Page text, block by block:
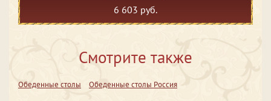
6 603 руб.
Смотрите также
Обеденные столы Обеденные столы Россия